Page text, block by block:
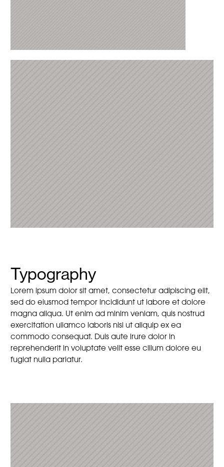
Typography
Lorem ipsum dolor sit amet, consectetur adipiscing elit,
sed do eiusmod tempor incididunt ut labore et dolore
magna aliqua. Ut enim ad minim veniam, quis nostrud
exercitation ullamco laboris nisi ut aliquip ex ea
commodo consequat. Duis aute irure dolor in
reprehenderit in voluptate velit esse cillum dolore eu
fugiat nulla pariatur.